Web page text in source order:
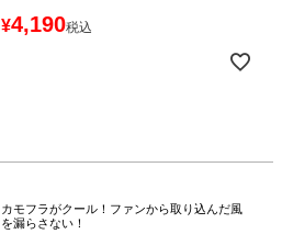
¥4,190税込
カモフラがクール！ファンから取り込んだ風
を漏らさない！